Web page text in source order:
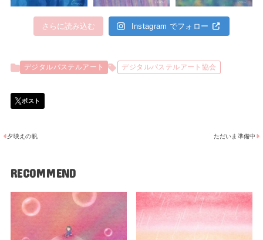
さらに読み込む Instagram でフォロー
デジタルパステルアート デジタルパステルアート協会
ただいま準備中
夕映えの帆
RECOMMEND